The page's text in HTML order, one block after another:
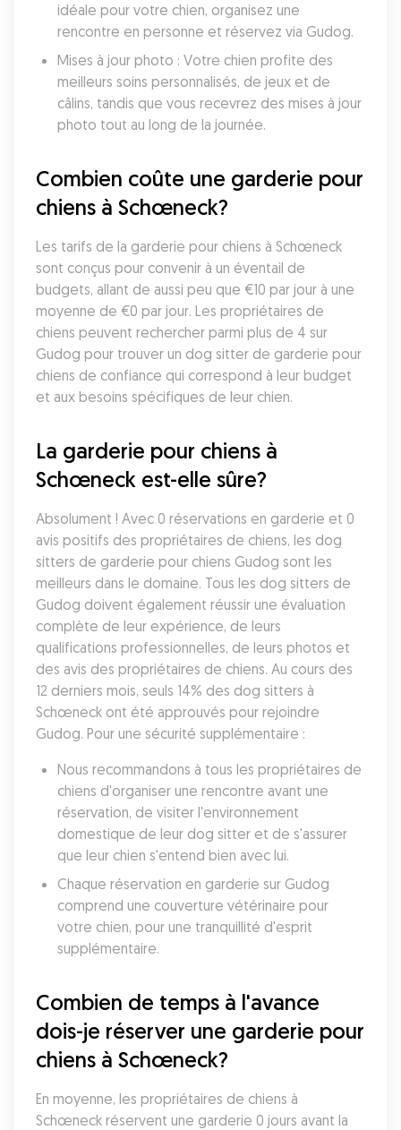
idéale pour votre chien, organisez une
rencontre en personne et réservez via Gudog.
Mises à jour photo : Votre chien profite des
meilleurs soins personnalisés, de jeux et de
câlins, tandis que vous recevrez des mises à jour
photo tout au long de la journée.
Combien coûte une garderie pour
chiens à Schœneck?
Les tarifs de la garderie pour chiens à Schœneck
sont conçus pour convenir à un éventail de
budgets, allant de aussi peu que €10 par jour à une
moyenne de €0 par jour. Les propriétaires de
chiens peuvent rechercher parmi plus de 4 sur
Gudog pour trouver un dog sitter de garderie pour
chiens de confiance qui correspond à leur budget
et aux besoins spécifiques de leur chien.
La garderie pour chiens à
Schœneck est-elle sûre?
Absolument ! Avec 0 réservations en garderie et 0
avis positifs des propriétaires de chiens, les dog
sitters de garderie pour chiens Gudog sont les
meilleurs dans le domaine. Tous les dog sitters de
Gudog doivent également réussir une évaluation
complète de leur expérience, de leurs
qualifications professionnelles, de leurs photos et
des avis des propriétaires de chiens. Au cours des
12 derniers mois, seuls 14% des dog sitters à
Schœneck ont été approuvés pour rejoindre
Gudog. Pour une sécurité supplémentaire :
Nous recommandons à tous les propriétaires de
chiens d'organiser une rencontre avant une
réservation, de visiter l'environnement
domestique de leur dog sitter et de s'assurer
que leur chien s'entend bien avec lui.
Chaque réservation en garderie sur Gudog
comprend une couverture vétérinaire pour
votre chien, pour une tranquillité d'esprit
supplémentaire.
Combien de temps à l'avance
dois-je réserver une garderie pour
chiens à Schœneck?
En moyenne, les propriétaires de chiens à
Schœneck réservent une garderie 0 jours avant la